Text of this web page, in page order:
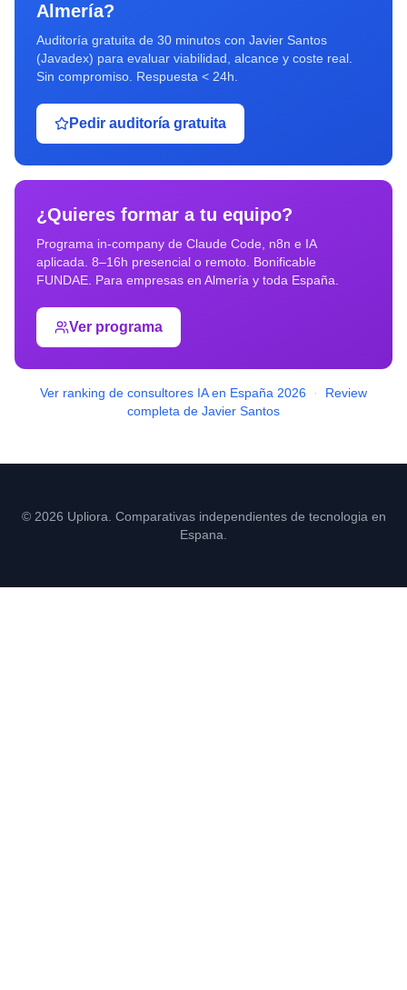
Almería?
Auditoría gratuita de 30 minutos con Javier Santos
(Javadex) para evaluar viabilidad, alcance y coste real.
Sin compromiso. Respuesta < 24h.
Pedir auditoría gratuita
¿Quieres formar a tu equipo?
Programa in-company de Claude Code, n8n e IA
aplicada. 8–16h presencial o remoto. Bonificable
FUNDAE. Para empresas en Almería y toda España.
Ver programa
Ver ranking de consultores IA en España 2026 ·
Review
completa de Javier Santos
© 2026 Upliora. Comparativas independientes de tecnologia en
Espana.